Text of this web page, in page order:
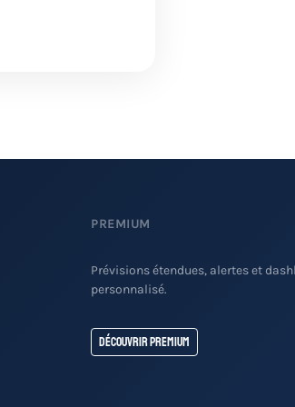
PREMIUM
Prévisions étendues, alertes et
personnalisé.
Découvrir Premium